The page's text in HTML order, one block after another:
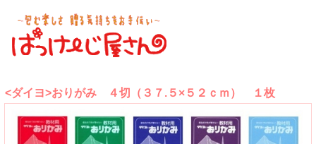
<ダイヨ>おりがみ ４切（３７.５×５２ｃｍ） １枚